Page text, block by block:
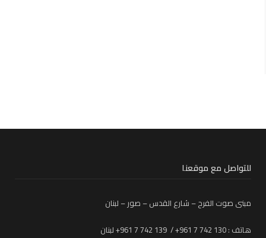
للتواصل مع موقعنا
مبنى صوت الفرح – شارع القدس – صور – لبنان
هاتف : 130 742 7 961+ / 139 742 7 961+ لبنان